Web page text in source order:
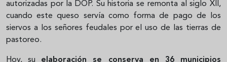
autorizadas por la DOP. Su historia se remonta al siglo XII,
cuando este queso servía como forma de pago de los
siervos a los señores feudales por el uso de las tierras de
pastoreo.
Hoy, su elaboración se conserva en 36 municipios